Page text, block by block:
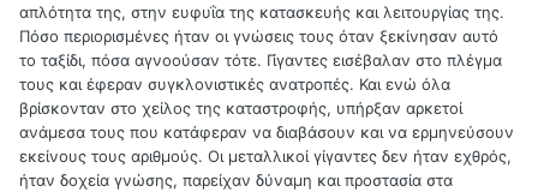
απλότητα της, στην ευφυΐα της κατασκευής και λειτουργίας της.
Πόσο περιορισμένες ήταν οι γνώσεις τους όταν ξεκίνησαν αυτό
το ταξίδι, πόσα αγνοούσαν τότε. Γίγαντες εισέβαλαν στο πλέγμα
τους και έφεραν συγκλονιστικές ανατροπές. Και ενώ όλα
βρίσκονταν στο χείλος της καταστροφής, υπήρξαν αρκετοί
ανάμεσα τους που κατάφεραν να διαβάσουν και να ερμηνεύσουν
εκείνους τους αριθμούς. Οι μεταλλικοί γίγαντες δεν ήταν εχθρός,
ήταν δοχεία γνώσης, παρείχαν δύναμη και προστασία στα